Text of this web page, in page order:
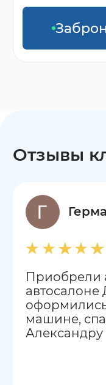
Отзывы
Приобрели
автосалоне
машине,
Александру